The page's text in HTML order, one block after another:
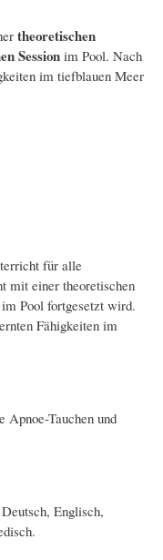
theoretischen
Sessionim Pool. Nach
im tiefblauen Meer
für alle
mit einer theoretischen
Pool fortgesetzt wird.
Fähigkeiten im
Apnoe-Tauchen und
Englisch,